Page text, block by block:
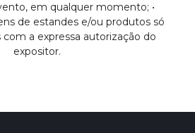
em qualquer momento; •
de estandes e/ou produtos só
a expressa autorização do
expositor.